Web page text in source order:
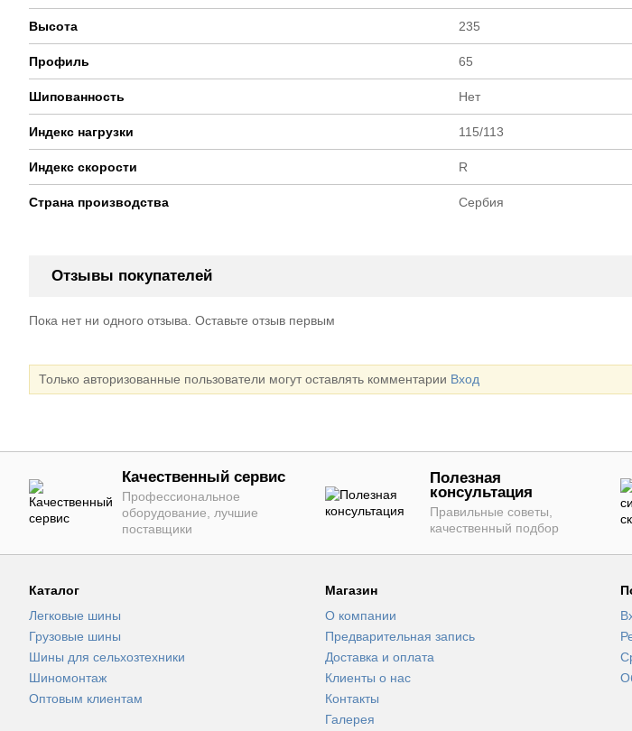
Высота 235
Профиль 65
Шипованность Нет
Индекс нагрузки 115/113
Индекс скорости R
Страна производства Сербия
Отзывы покупателей
Пока нет ни одного отзыва. Оставьте отзыв первым
Только авторизованные пользователи могут оставлять комментарии Вход
Качественный сервис
Профессиональное
оборудование, лучшие
поставщики
Полезная
консультация
Правильные советы,
качественный подбор
Каталог
Легковые шины
Грузовые шины
Шины для сельхозтехники
Шиномонтаж
Оптовым клиентам
Магазин
О компании
Предварительная запись
Доставка и оплата
Клиенты о нас
Контакты
Галерея